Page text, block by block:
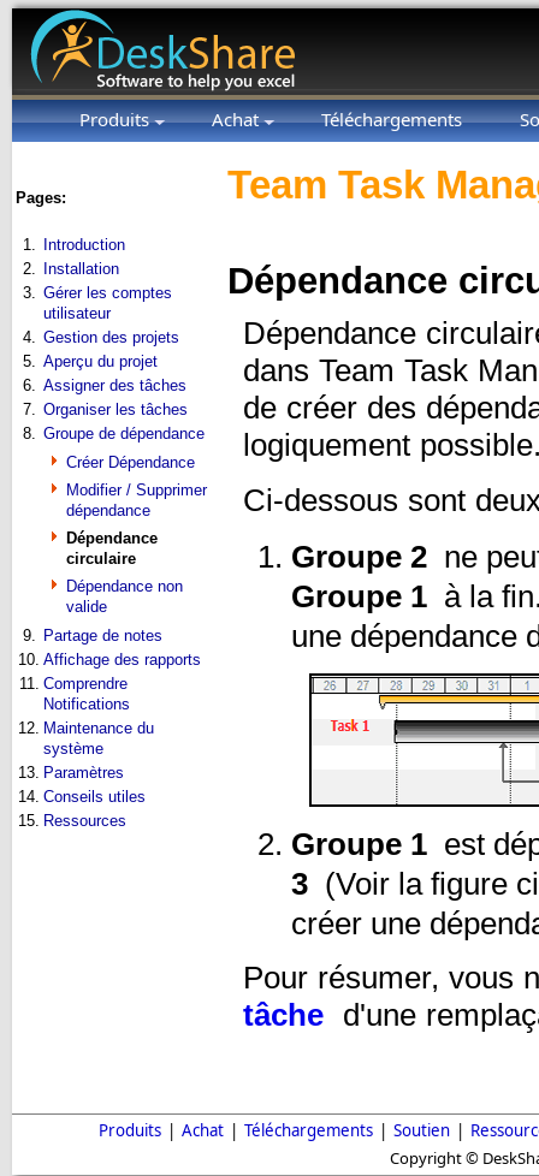
Produits Achat Téléchargements
Pages:
1.
Introduction
2.
Installation
3. Gérer les comptes
utilisateur
4. Gestion des projets
5. Aperçu du projet
6. Assigner des tâches
7. Organiser les tâches
8. Groupe de dépendance
Créer Dépendance
Modifier / Supprimer
dépendance
Dépendance
circulaire
Dépendance non
valide
9. Partage de notes
10. Affichage des rapports
11. Comprendre
Notifications
12. Maintenance du
système
13. Paramètres
14. Conseils utiles
15. Ressources
Team Task
Dépendance
Dépendance
dans Team Task
de créer des
logiquement
Ci-dessous sont
Groupe 2 ne
Groupe 1 à la
une dépendance
Groupe 1 est
3 (Voir la figure
créer une
Pour résumer, vous
tâche d'une
Produits | Achat | Téléchargements | Soutien |
Copyright ©